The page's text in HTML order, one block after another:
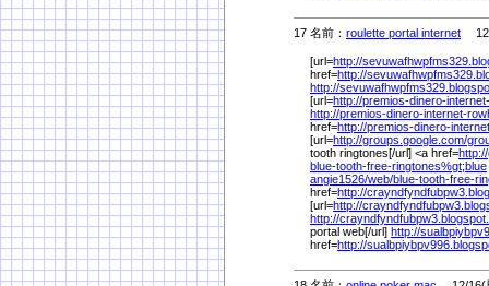
17 名前： roulette portal internet 12/
[url=http://
href=http://
http://
[url=http://premios-dinero-
http://premios-dinero-internet-
href=http://premios-dinero-
[url=http://groups.google.com/
tooth ringtones[/url] <a href=
blue-tooth-free-ringtones%gt;blue
angie1526/web/blue-tooth-free-
href=http://
[url=http://
http://
portal web[/url] http://
href=http://